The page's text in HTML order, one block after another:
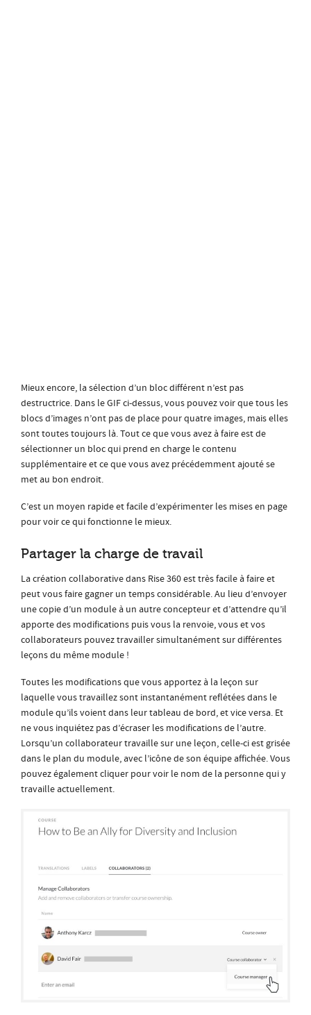
Mieux encore, la sélection d’un bloc différent n’est pas
destructrice. Dans le GIF ci-dessus, vous pouvez voir que tous les
blocs d’images n’ont pas de place pour quatre images, mais elles
sont toutes toujours là. Tout ce que vous avez à faire est de
sélectionner un bloc qui prend en charge le contenu
supplémentaire et ce que vous avez précédemment ajouté se
met au bon endroit.
C’est un moyen rapide et facile d’expérimenter les mises en page
pour voir ce qui fonctionne le mieux.
Partager la charge de travail
La création collaborative dans Rise 360 est très facile à faire et
peut vous faire gagner un temps considérable. Au lieu d’envoyer
une copie d’un module à un autre concepteur et d’attendre qu’il
apporte des modifications puis vous la renvoie, vous et vos
collaborateurs pouvez travailler simultanément sur différentes
leçons du même module !
Toutes les modifications que vous apportez à la leçon sur
laquelle vous travaillez sont instantanément reflétées dans le
module qu’ils voient dans leur tableau de bord, et vice versa. Et
ne vous inquiétez pas d’écraser les modifications de l’autre.
Lorsqu’un collaborateur travaille sur une leçon, celle-ci est grisée
dans le plan du module, avec l’icône de son équipe affichée. Vous
pouvez également cliquer pour voir le nom de la personne qui y
travaille actuellement.